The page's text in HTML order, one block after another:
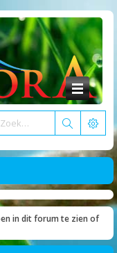
in dit forum te zien of